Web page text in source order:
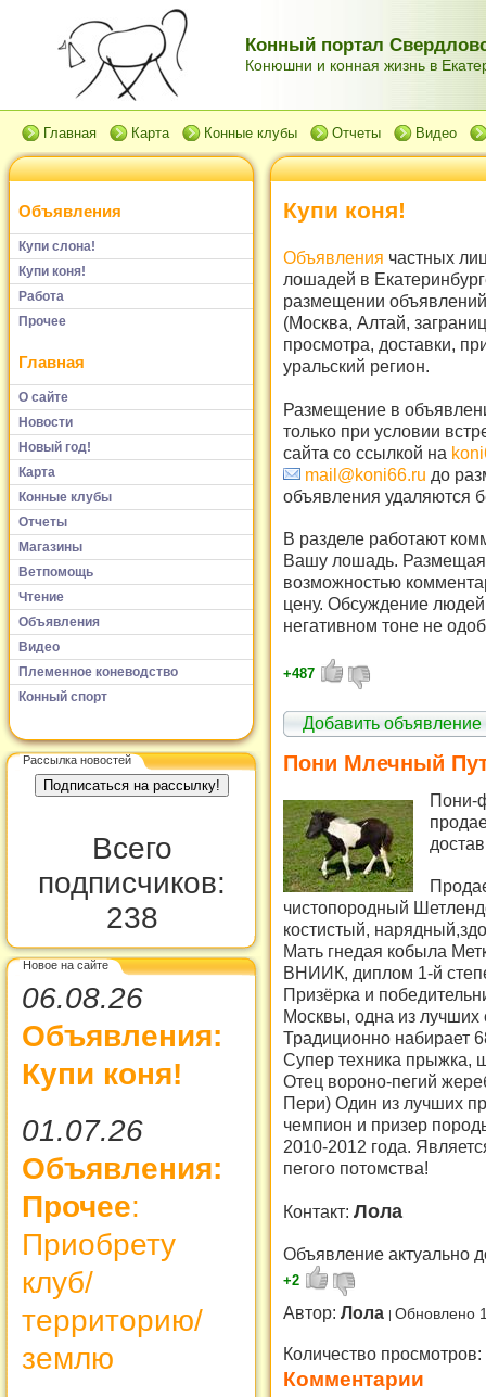
Конный портал
Конюшни и конная жизнь в
Главная Карта Конные клубы Отчеты Видео
Объявления
Купи слона!
Купи коня!
Работа
Прочее
Главная
О сайте
Новости
Новый год!
Карта
Конные клубы
Отчеты
Магазины
Ветпомощь
Чтение
Объявления
Видео
Племенное коневодство
Конный спорт
Рассылка новостей
Всего
подписчиков:
238
Новое на сайте
06.08.26
Объявления:
Купи коня!
01.07.26
Объявления:
Прочее:
Приобрету
клуб/
территорию/
землю
Купи коня!
Объявления частных
лошадей в
размещении
(Москва, Алтай,
просмотра, доставки,
уральский регион.
Размещение в
только при условии
сайта со ссылкой на
mail@koni66.ru до
объявления удаляются
В разделе работают
Вашу лошадь. Размещая
возможностью
цену. Обсуждение
негативном тоне не
+487
Добавить объявление
Пони Млечный
Пони-
чистопородный
костистый,
Мать гнедая кобыла
ВНИИК, диплом 1-й
Призёрка и
Москвы, одна из лучших
Традиционно набирает
Супер техника прыжка,
Отец вороно-пегий
Пери) Один из лучших
чемпион и призер
2010-2012 года.
пегого потомства!
Контакт: Лола
Объявление актуально
+2
Автор: Лола Обновлено
Количество просмотров:
Комментарии